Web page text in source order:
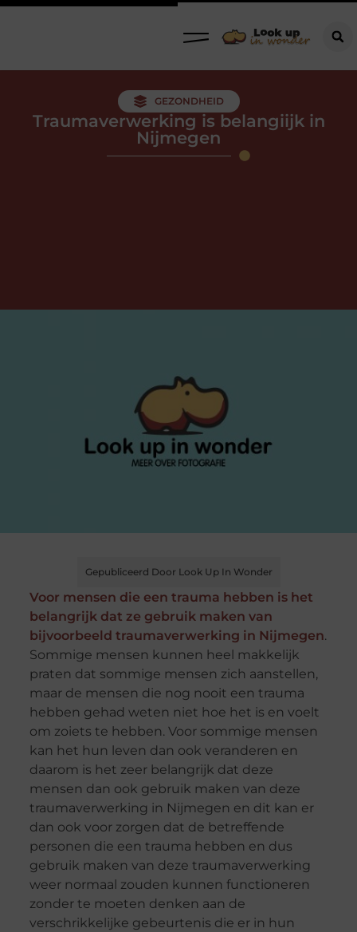
GEZONDHEID
Traumaverwerking is belangiijk in
Nijmegen
Gepubliceerd Door Look Up In Wonder
Voor mensen die een trauma hebben is het
belangrijk dat ze gebruik maken van
bijvoorbeeld traumaverwerking in Nijmegen.
Sommige mensen kunnen heel makkelijk
praten dat sommige mensen zich aanstellen,
maar de mensen die nog nooit een trauma
hebben gehad weten niet hoe het is en voelt
om zoiets te hebben. Voor sommige mensen
kan het hun leven dan ook veranderen en
daarom is het zeer belangrijk dat deze
mensen dan ook gebruik maken van deze
traumaverwerking in Nijmegen en dit kan er
dan ook voor zorgen dat de betreffende
personen die een trauma hebben en dus
gebruik maken van deze traumaverwerking
weer normaal zouden kunnen functioneren
zonder te moeten denken aan de
verschrikkelijke gebeurtenis die er in hun